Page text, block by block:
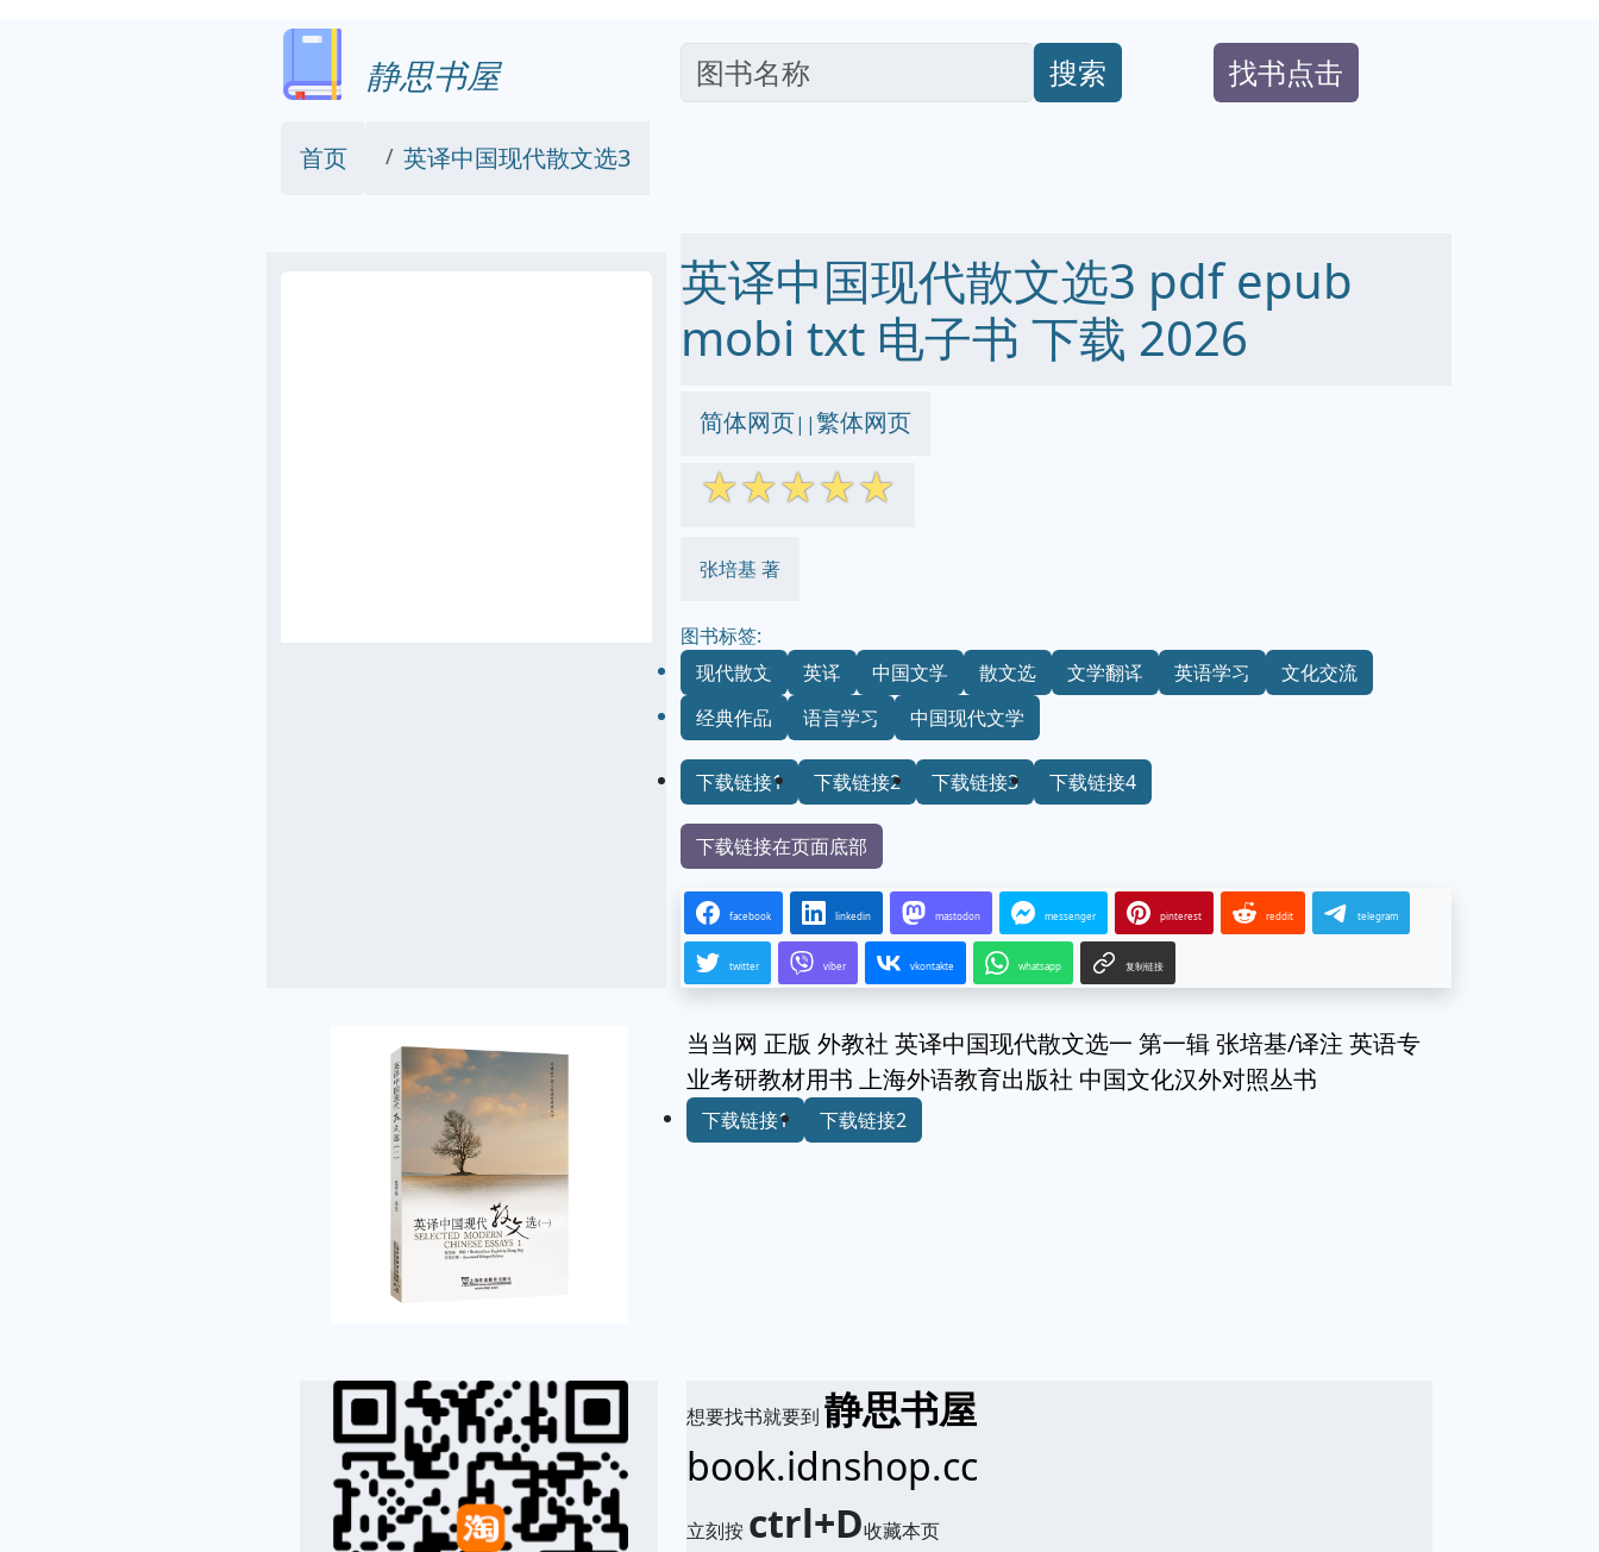
静思书屋 搜索 找书点击
首页 英译中国现代散文选3
英译中国现代散文选3 pdf epub
mobi txt 电子书 下载 2026
简体网页||繁体网页
☆☆☆☆☆
张培基 著
图书标签:
现代散文
英译 中国文学 散文选 文学翻译 英语学习
文化交流
经典作品
语言学习 中国现代文学
下载链接1 下载链接2 下载链接3 下载链接4
下载链接在页面底部
facebook linkedin mastodon messenger pinterest reddit telegram
twitter viber vkontakte whatsapp 复制链接
当当网 正版 外教社 英译中国现代散文选一 第一辑 张培基/译注 英语专
业考研教材用书 上海外语教育出版社 中国文化汉外对照丛书
下载链接1 下载链接2
想要找书就要到静思书屋
book.idnshop.cc
立刻按 ctrl+D收藏本页